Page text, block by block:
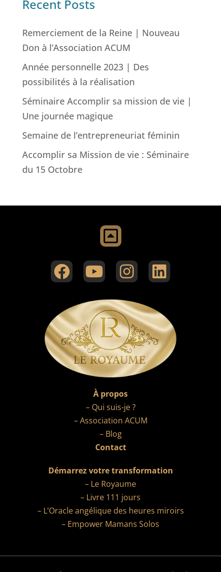
Recent Posts
Remerciement de la Reine | Nouveau
Don à l’Association ACUM
Année personnelle 2023 | Des
possibilités à la réalisation
Séminaire Accomplir sa mission de vie |
Une journée magique
Semaine de l’entrepreneuriat féminin
Accomplir sa Mission de vie : Séminaire
du 15 Octobre
À propos
– Qui suis-je ?
– Association ACUM
– Blog
Contact
Démarrez votre transformation
– Le Royaume
– Livre 111 jours
– L’Oracle angélique des heures miroirs
– Empower Mamans Solos